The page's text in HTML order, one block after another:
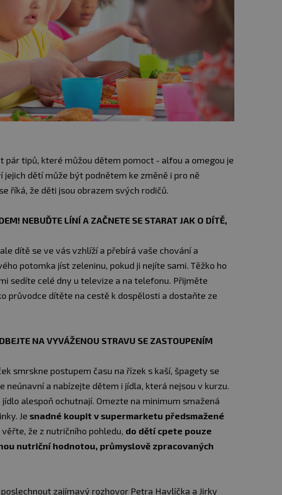
pár tipů, které můžou dětem pomoct - alfou a omegou je
jejich dětí může být podnětem ke změně i pro ně
říká, že děti jsou obrazem svých rodičů.
NEBUĎTE LÍNÍ A ZAČNETE SE STARAT JAK O DÍTĚ,
dítě se ve vás vzhlíží a přebírá vaše chování a
potomka jíst zeleninu, pokud ji nejíte sami. Těžko ho
sedíte celé dny u televize a na telefonu. Přijměte
průvodce dítěte na cestě k dospělosti a dostaňte ze
NA VYVÁŽENOU STRAVU SE ZASTOUPENÍM
smrskne postupem času na řízek s kaší, špagety se
neúnavní a nabízejte dětem i jídla, která nejsou v kurzu.
alespoň ochutnají. Omezte na minimum smažená
Je snadné koupit v supermarketu předsmažené
věřte, že z nutričního pohledu, do dětí cpete pouze
nutriční hodnotou, průmyslově zpracovaných
zajímavý rozhovor Petra Havlíčka a Jirky